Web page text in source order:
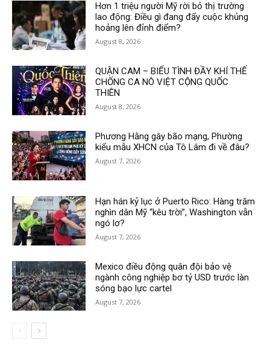
Hơn 1 triệu người Mỹ rời bỏ thị trường
lao động: Điều gì đang đẩy cuộc khủng
hoảng lên đỉnh điểm?
August 8, 2026
QUẬN CAM – BIỂU TÌNH ĐẦY KHÍ THẾ
CHỐNG CA NÔ VIỆT CỘNG QUỐC
THIÊN
August 8, 2026
Phương Hằng gây bão mạng, Phường
kiểu mẫu XHCN của Tô Lâm đi về đâu?
August 7, 2026
Hạn hán kỷ lục ở Puerto Rico: Hàng trăm
nghìn dân Mỹ “kêu trời”, Washington vẫn
ngó lơ?
August 7, 2026
Mexico điều động quân đội bảo vệ
ngành công nghiệp bơ tỷ USD trước làn
sóng bạo lực cartel
August 7, 2026